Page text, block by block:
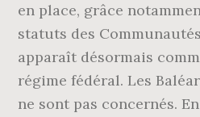
en place, grâce
statuts des
apparaît désormais
régime fédéral. Les
ne sont pas concernés.